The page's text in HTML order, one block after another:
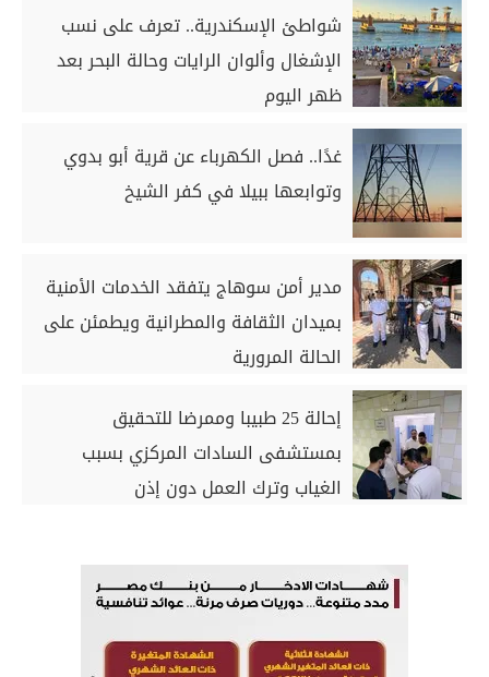
شواطئ الإسكندرية.. تعرف على نسب
الإشغال وألوان الرايات وحالة البحر بعد
ظهر اليوم
غدًا.. فصل الكهرباء عن قرية أبو بدوي
وتوابعها ببيلا في كفر الشيخ
مدير أمن سوهاج يتفقد الخدمات الأمنية
بميدان الثقافة والمطرانية ويطمئن على
الحالة المرورية
إحالة 25 طبيبا وممرضا للتحقيق
بمستشفى السادات المركزي بسبب
الغياب وترك العمل دون إذن